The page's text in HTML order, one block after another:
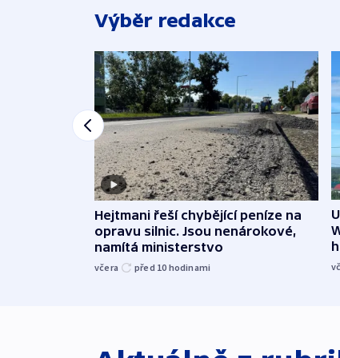
Výběr redakce
Hejtmani řeší chybějící peníze na
opravu silnic. Jsou nenárokové,
namítá ministerstvo
včera před 10 hodinami